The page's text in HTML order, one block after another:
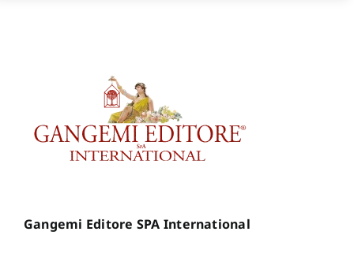
Gangemi Editore SPA International